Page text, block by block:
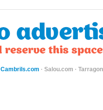
Cambrils.com · Salou.com ·